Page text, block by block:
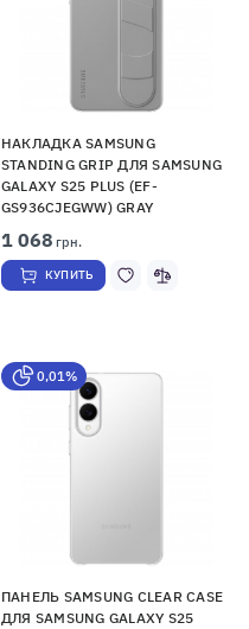
НАКЛАДКА SAMSUNG
STANDING GRIP ДЛЯ SAMSUNG
GALAXY S25 PLUS (EF-
GS936CJEGWW) GRAY
1 068 грн.
КУПИТЬ
0,01%
ПАНЕЛЬ SAMSUNG CLEAR CASE
ДЛЯ SAMSUNG GALAXY S25